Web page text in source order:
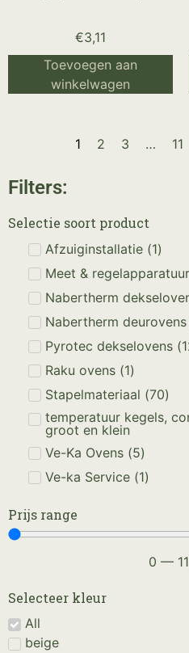
Filters:
Selectie soort product
Afzuiginstallatie (1)
Meet & regelapparatuur
Nabertherm
Nabertherm deurovens
Pyrotec dekselovens (
Raku ovens (1)
Stapelmateriaal (70)
temperatuur kegels,
groot en klein
Ve-Ka Ovens (5)
Ve-ka Service (1)
Prijs range
0 —
Selecteer kleur
All
beige
€3,11
Toevoegen aan
winkelwagen
1 2 3 … 11